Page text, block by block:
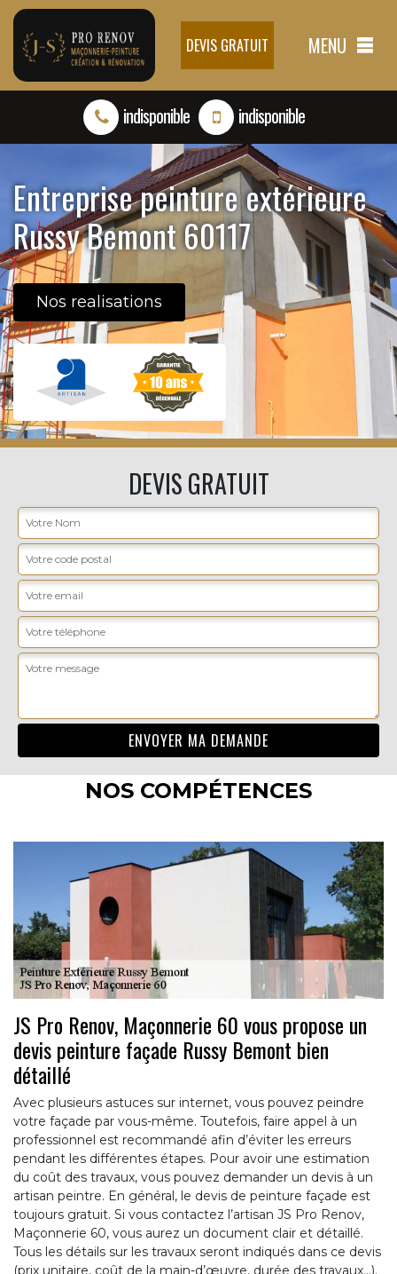
DEVIS GRATUIT MENU
indisponible indisponible
Entreprise peinture extérieure
Russy Bemont 60117
Nos realisations
DEVIS GRATUIT
NOS COMPÉTENCES
JS Pro Renov, Maçonnerie 60 vous propose un
devis peinture façade Russy Bemont bien
détaillé
Avec plusieurs astuces sur internet, vous pouvez peindre
votre façade par vous-même. Toutefois, faire appel à un
professionnel est recommandé afin d’éviter les erreurs
pendant les différentes étapes. Pour avoir une estimation
du coût des travaux, vous pouvez demander un devis à un
artisan peintre. En général, le devis de peinture façade est
toujours gratuit. Si vous contactez l’artisan JS Pro Renov,
Maçonnerie 60, vous aurez un document clair et détaillé.
Tous les détails sur les travaux seront indiqués dans ce devis
(prix unitaire, coût de la main-d’œuvre, durée des travaux…).